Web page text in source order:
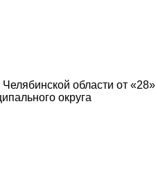
области от
округа